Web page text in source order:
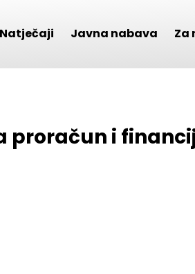
Natječaji Javna nabava Za
proračun i